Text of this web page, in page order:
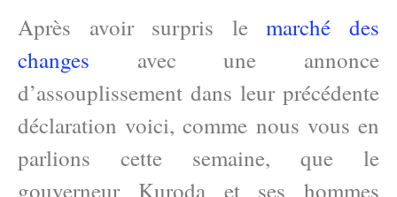
Après avoir surpris lemarché des
changes avec une annonce
d’assouplissement dans leur précédente
déclaration voici, comme nous vous en
parlions cette semaine, que le
gouverneur Kuroda et ses hommes